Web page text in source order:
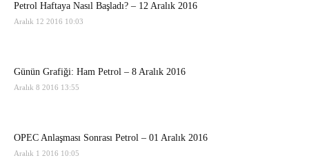
Petrol Haftaya Nasıl Başladı? – 12 Aralık 2016
Aralık 12 2016 10:03
Günün Grafiği: Ham Petrol – 8 Aralık 2016
Aralık 8 2016 13:55
OPEC Anlaşması Sonrası Petrol – 01 Aralık 2016
Aralık 1 2016 10:05